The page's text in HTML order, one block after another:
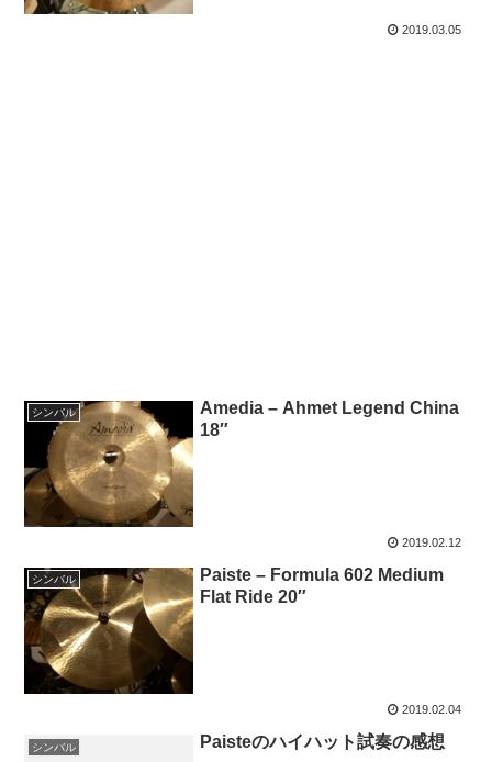
2019.03.05
シンバル
Amedia – Ahmet Legend China
18″
2019.02.12
シンバル
Paiste – Formula 602 Medium
Flat Ride 20″
2019.02.04
シンバル Paisteのハイハット試奏の感想